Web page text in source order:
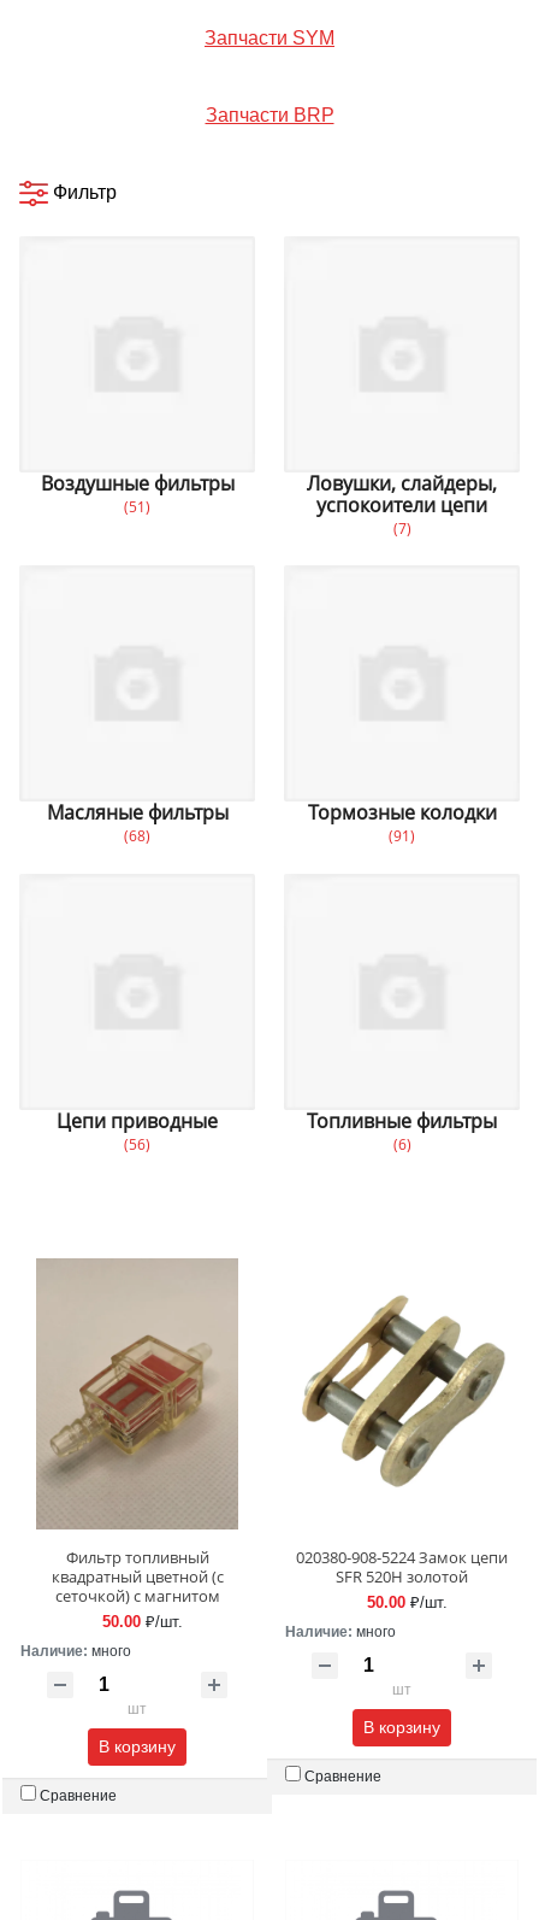
Запчасти SYM
Запчасти BRP
Фильтр
Воздушные фильтры
(51)
Ловушки, слайдеры,
успокоители цепи
(7)
Масляные фильтры
(68)
Тормозные колодки
(91)
Цепи приводные
(56)
Топливные фильтры
(6)
Фильтр топливный
квадратный цветной (с
сеточкой) с магнитом
50.00 ₽/шт.
Наличие: много
шт
В корзину
Сравнение
020380-908-5224 Замок цепи
SFR 520H золотой
50.00 ₽/шт.
Наличие: много
шт
В корзину
Сравнение